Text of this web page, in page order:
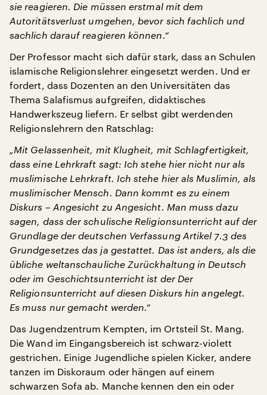
sie reagieren. Die müssen erstmal mit dem
Autoritätsverlust umgehen, bevor sich fachlich und
sachlich darauf reagieren können.“
Der Professor macht sich dafür stark, dass an Schulen
islamische Religionslehrer eingesetzt werden. Und er
fordert, dass Dozenten an den Universitäten das
Thema Salafismus aufgreifen, didaktisches
Handwerkszeug liefern. Er selbst gibt werdenden
Religionslehrern den Ratschlag:
„Mit Gelassenheit, mit Klugheit, mit Schlagfertigkeit,
dass eine Lehrkraft sagt: Ich stehe hier nicht nur als
muslimische Lehrkraft. Ich stehe hier als Muslimin, als
muslimischer Mensch. Dann kommt es zu einem
Diskurs – Angesicht zu Angesicht. Man muss dazu
sagen, dass der schulische Religionsunterricht auf der
Grundlage der deutschen Verfassung Artikel 7.3 des
Grundgesetzes das ja gestattet. Das ist anders, als die
übliche weltanschauliche Zurückhaltung in Deutsch
oder im Geschichtsunterricht ist der Der
Religionsunterricht auf diesen Diskurs hin angelegt.
Es muss nur gemacht werden.“
Das Jugendzentrum Kempten, im Ortsteil St. Mang.
Die Wand im Eingangsbereich ist schwarz-violett
gestrichen. Einige Jugendliche spielen Kicker, andere
tanzen im Diskoraum oder hängen auf einem
schwarzen Sofa ab. Manche kennen den ein oder